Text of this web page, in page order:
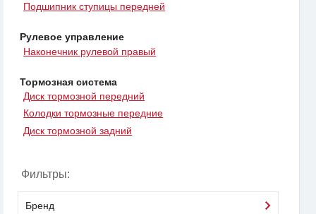
Подшипник ступицы передней
Рулевое управление
Наконечник рулевой правый
Тормозная система
Диск тормозной передний
Колодки тормозные передние
Диск тормозной задний
Фильтры:
Бренд